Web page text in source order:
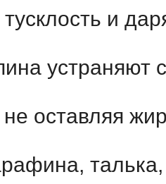
и
устраняют
оставляя